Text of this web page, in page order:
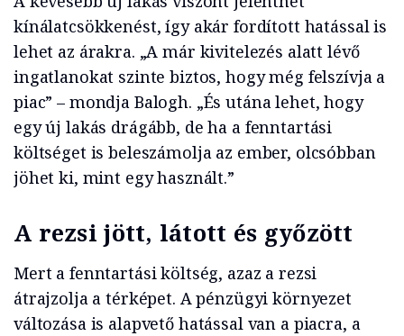
kínálatcsökkenést, így akár fordított hatással is
lehet az árakra. „A már kivitelezés alatt lévő
ingatlanokat szinte biztos, hogy még felszívja a
piac” – mondja Balogh. „És utána lehet, hogy
egy új lakás drágább, de ha a fenntartási
költséget is beleszámolja az ember, olcsóbban
jöhet ki, mint egy használt.”
A rezsi jött, látott és győzött
Mert a fenntartási költség, azaz a rezsi
átrajzolja a térképet. A pénzügyi környezet
változása is alapvető hatással van a piacra, a